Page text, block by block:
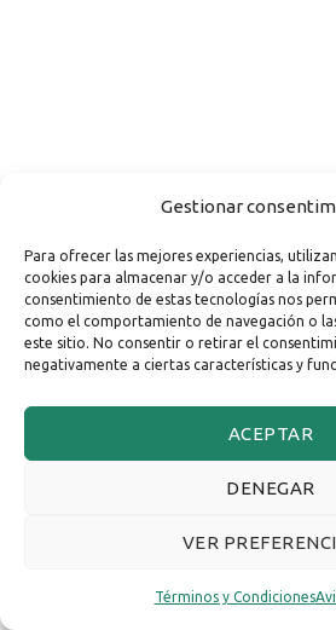
Gestionar
Para ofrecer las mejores experiencias,
cookies para almacenar y/o acceder a la
consentimiento de estas tecnologías nos
como el comportamiento de navegación o
este sitio. No consentir o retirar el
negativamente a ciertas características y
ACEPTAR
DENEGAR
VER
Términos y Condiciones